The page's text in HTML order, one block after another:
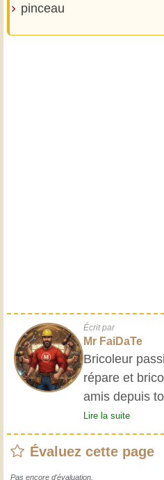
pinceau
Écrit par
Mr FaiDaTe
Bricoleur
répare et
amis depuis
parents m'ont
depuis, j'ai
L'expérience
Lire la suite
Évaluez cette page
Pas encore d'évaluation.